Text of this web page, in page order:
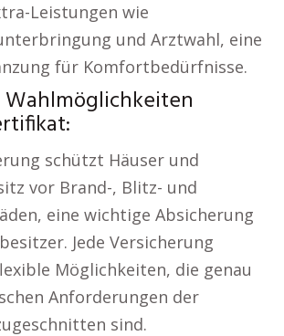
Leistungen wie
und Arztwahl, eine
für Komfortbedürfnisse.
Wahlmöglichkeiten
schützt Häuser und
vor Brand-, Blitz- und
eine wichtige Absicherung
Jede Versicherung
Möglichkeiten, die genau
Anforderungen der
sind.